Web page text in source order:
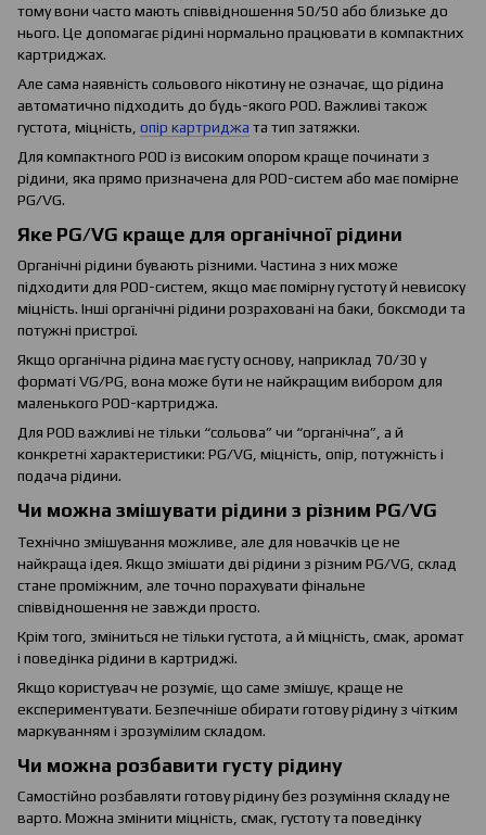
тому вони часто мають співвідношення 50/50 або близьке до
нього. Це допомагає рідині нормально працювати в компактних
картриджах.
Але сама наявність сольового нікотину не означає, що рідина
автоматично підходить до будь-якого POD. Важливі також
густота, міцність, опір картриджа та тип затяжки.
Для компактного POD із високим опором краще починати з
рідини, яка прямо призначена для POD-систем або має помірне
PG/VG.
Яке PG/VG краще для органічної рідини
Органічні рідини бувають різними. Частина з них може
підходити для POD-систем, якщо має помірну густоту й невисоку
міцність. Інші органічні рідини розраховані на баки, боксмоди та
потужні пристрої.
Якщо органічна рідина має густу основу, наприклад 70/30 у
форматі VG/PG, вона може бути не найкращим вибором для
маленького POD-картриджа.
Для POD важливі не тільки “сольова” чи “органічна”, а й
конкретні характеристики: PG/VG, міцність, опір, потужність і
подача рідини.
Чи можна змішувати рідини з різним PG/VG
Технічно змішування можливе, але для новачків це не
найкраща ідея. Якщо змішати дві рідини з різним PG/VG, склад
стане проміжним, але точно порахувати фінальне
співвідношення не завжди просто.
Крім того, зміниться не тільки густота, а й міцність, смак, аромат
і поведінка рідини в картриджі.
Якщо користувач не розуміє, що саме змішує, краще не
експериментувати. Безпечніше обирати готову рідину з чітким
маркуванням і зрозумілим складом.
Чи можна розбавити густу рідину
Самостійно розбавляти готову рідину без розуміння складу не
варто. Можна змінити міцність, смак, густоту та поведінку